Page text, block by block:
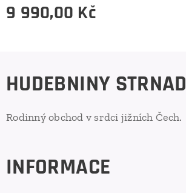
9 990,00 Kč
HUDEBNINY STRNAD
Rodinný obchod v srdci jižních Čech.
INFORMACE